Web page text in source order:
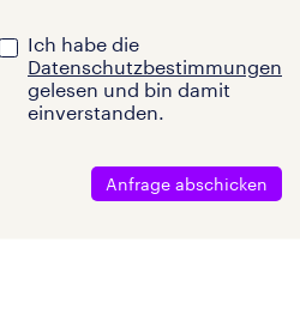
Ich habe die
Datenschutzbestimmungen
gelesen und bin damit
einverstanden.
Anfrage abschicken